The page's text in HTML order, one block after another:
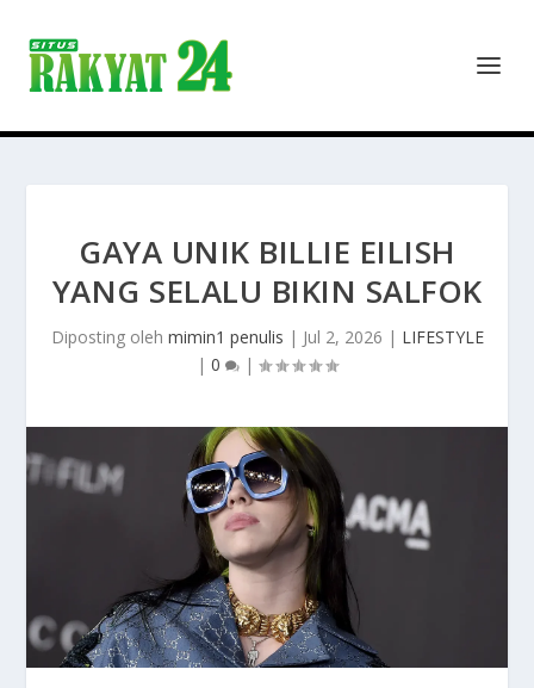
GAYA UNIK BILLIE EILISH
YANG SELALU BIKIN SALFOK
Diposting oleh mimin1 penulis | Jul 2, 2026 | LIFESTYLE
| 0 |